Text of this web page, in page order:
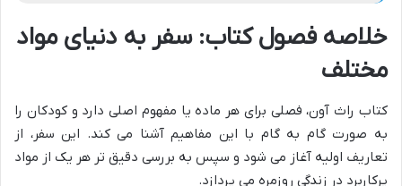
خلاصه فصول کتاب: سفر به دنیای مواد
مختلف
کتاب راث آون، فصلی برای هر ماده یا مفهوم اصلی دارد و کودکان را
به صورت گام به گام با این مفاهیم آشنا می کند. این سفر، از
تعاریف اولیه آغاز می شود و سپس به بررسی دقیق تر هر یک از مواد
پرکاربرد در زندگی روزمره می پردازد.